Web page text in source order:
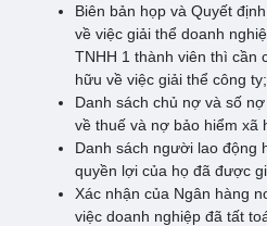
Biên bản họp và Quyết
về việc giải thể doanh
TNHH 1 thành viên thì cần
hữu về việc giải thể công ty;
Danh sách chủ nợ và số
về thuế và nợ bảo hiểm xã
Danh sách người lao động
quyền lợi của họ đã được
Xác nhận của Ngân hàng
việc doanh nghiệp đã tất